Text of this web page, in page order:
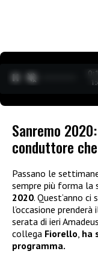
Sanremo
conduttore
Passano le
sempre più forma la
2020. Quest’anno ci
l’occasione
serata di ieri
collega Fiorello, ha
programma.